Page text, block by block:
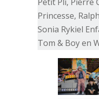
Princesse,
Sonia Rykiel
Tom & Boy en